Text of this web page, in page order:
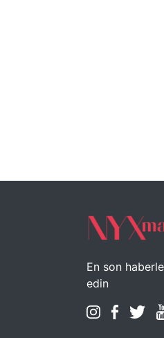
En son
edin